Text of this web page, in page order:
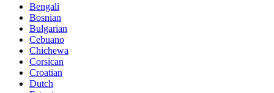
Bengali
Bosnian
Bulgarian
Cebuano
Chichewa
Corsican
Croatian
Dutch